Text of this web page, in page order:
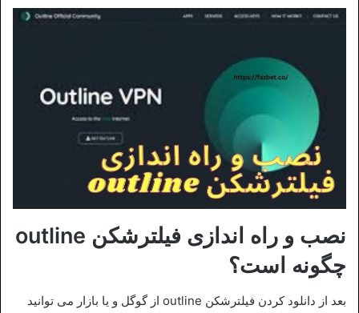
نصب و راه اندازی فیلترشکن outline
چگونه است؟
بعد از دانلود کردن فیلترشکن outline از گوگل و یا بازار می توانید